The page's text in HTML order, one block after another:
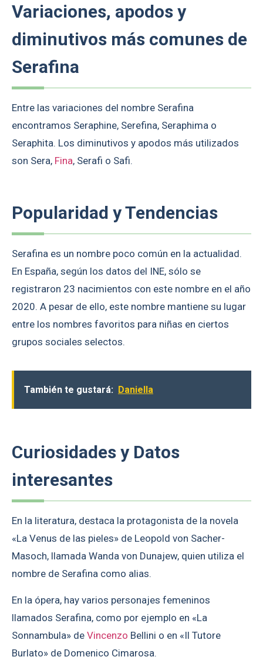
Variaciones, apodos y
diminutivos más comunes de
Serafina
Entre las variaciones del nombre Serafina
encontramos Seraphine, Serefina, Seraphima o
Seraphita. Los diminutivos y apodos más utilizados
son Sera, Fina, Serafi o Safi.
Popularidad y Tendencias
Serafina es un nombre poco común en la actualidad.
En España, según los datos del INE, sólo se
registraron 23 nacimientos con este nombre en el año
2020. A pesar de ello, este nombre mantiene su lugar
entre los nombres favoritos para niñas en ciertos
grupos sociales selectos.
También te gustará: Daniella
Curiosidades y Datos
interesantes
En la literatura, destaca la protagonista de la novela
«La Venus de las pieles» de Leopold von Sacher-
Masoch, llamada Wanda von Dunajew, quien utiliza el
nombre de Serafina como alias.
En la ópera, hay varios personajes femeninos
llamados Serafina, como por ejemplo en «La
Sonnambula» de Vincenzo Bellini o en «Il Tutore
Burlato» de Domenico Cimarosa.